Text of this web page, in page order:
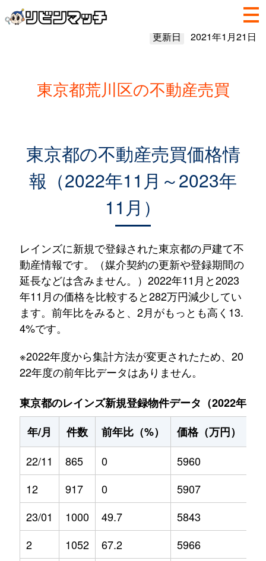
更新日 2021年1月21日
東京都荒川区の不動産売買
東京都の不動産売買価格情
報（2022年11月～2023年
11月）
レインズに新規で登録された東京都の戸建て不
動産情報です。（媒介契約の更新や登録期間の
延長などは含みません。）2022年11月と2023
年11月の価格を比較すると282万円減少してい
ます。前年比をみると、2月がもっとも高く13.
4%です。
※2022年度から集計方法が変更されたため、20
22年度の前年比データはありません。
東京都のレインズ新規登録物件データ（2022年11
年/月
件数 前年比（%） 価格（万円）
22/11
865 0 5960
12
917 0 5907
23/01
1000 49.7 5843
2
1052 67.2 5966